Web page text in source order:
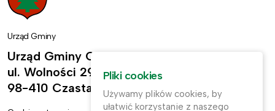
Urząd Gminy
Urząd Gminy Czastary
ul. Wolności 29,
98-410 Czastary
Pliki cookies
Używamy plików cookies, by
ułatwić korzystanie z naszego